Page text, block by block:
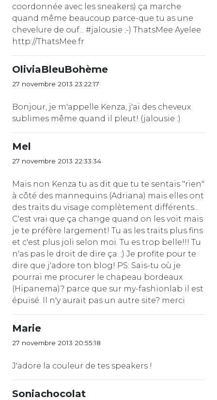
coordonnée avec les sneakers) ça marche
quand même beaucoup parce-que tu as une
chevelure de ouf... #jalousie ;-) ThatsMee Ayelee
http://ThatsMee.fr
OliviaBleuBohème
27 novembre 2013 23:22:17
Bonjour, je m'appelle Kenza, j'ai des cheveux
sublimes même quand il pleut! (jalousie :)
Mel
27 novembre 2013 22:33:34
Mais non Kenza tu as dit que tu te sentais "rien"
à côté des mannequins (Adriana) mais elles ont
des traits du visage complètement différents...
C'est vrai que ça change quand on les voit mais
je te préfère largement! Tu as les traits plus fins
et c'est plus joli selon moi. Tu es trop belle!!! Tu
n'as pas le droit de dire ça. ;) Je profite pour te
dire que j'adore ton blog! PS: Sais-tu où je
pourrai me procurer le chapeau bordeaux
(Hipanema)? parce que sur my-fashionlab il est
épuisé. Il n'y aurait pas un autre site? merci
Marie
27 novembre 2013 20:55:18
J'adore la couleur de tes speakers !
Soniachocolat